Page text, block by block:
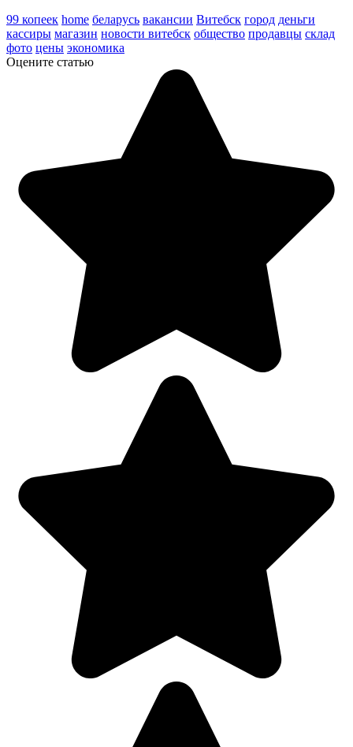
99 копеек home беларусь вакансии Витебск город деньги
кассиры магазин новости витебск общество продавцы склад
фото цены экономика
Оцените статью